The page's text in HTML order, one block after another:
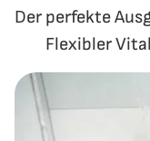
Der perfekte
Flexibler